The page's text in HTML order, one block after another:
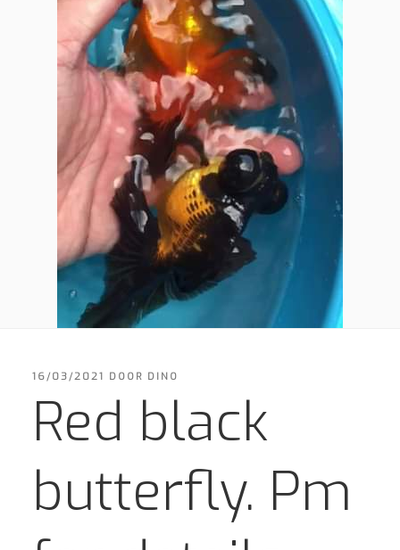
GEPLAATST
16/03/2021 DOOR DINO
Red black
butterfly. Pm